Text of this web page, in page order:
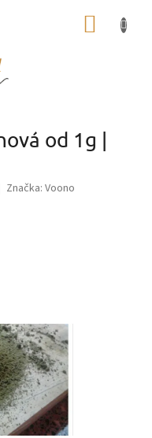
od 1g |
Značka: Voono